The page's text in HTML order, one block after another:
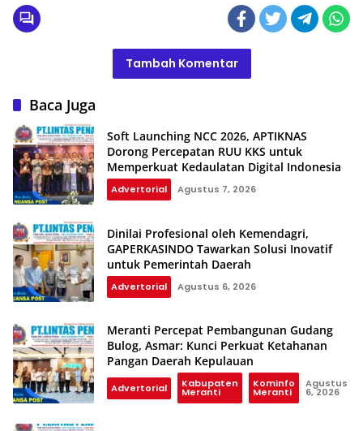
Tambah Komentar
Baca Juga
Soft Launching NCC 2026, APTIKNAS
Dorong Percepatan RUU KKS untuk
Memperkuat Kedaulatan Digital Indonesia
Advertorial Agustus 7, 2026
Dinilai Profesional oleh Kemendagri,
GAPERKASINDO Tawarkan Solusi Inovatif
untuk Pemerintah Daerah
Advertorial Agustus 6, 2026
Meranti Percepat Pembangunan Gudang
Bulog, Asmar: Kunci Perkuat Ketahanan
Pangan Daerah Kepulauan
Advertorial Kabupaten
Meranti
Kominfo
Meranti
Agustus
6, 2026